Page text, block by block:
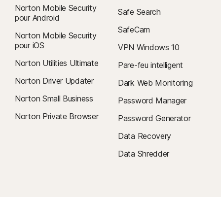
Norton Mobile Security
pour Android
Norton Mobile Security
pour iOS
Norton Utilities Ultimate
Norton Driver Updater
Norton Small Business
Norton Private Browser
Safe Search
SafeCam
VPN Windows 10
Pare-feu intelligent
Dark Web Monitoring
Password Manager
Password Generator
Data Recovery
Data Shredder